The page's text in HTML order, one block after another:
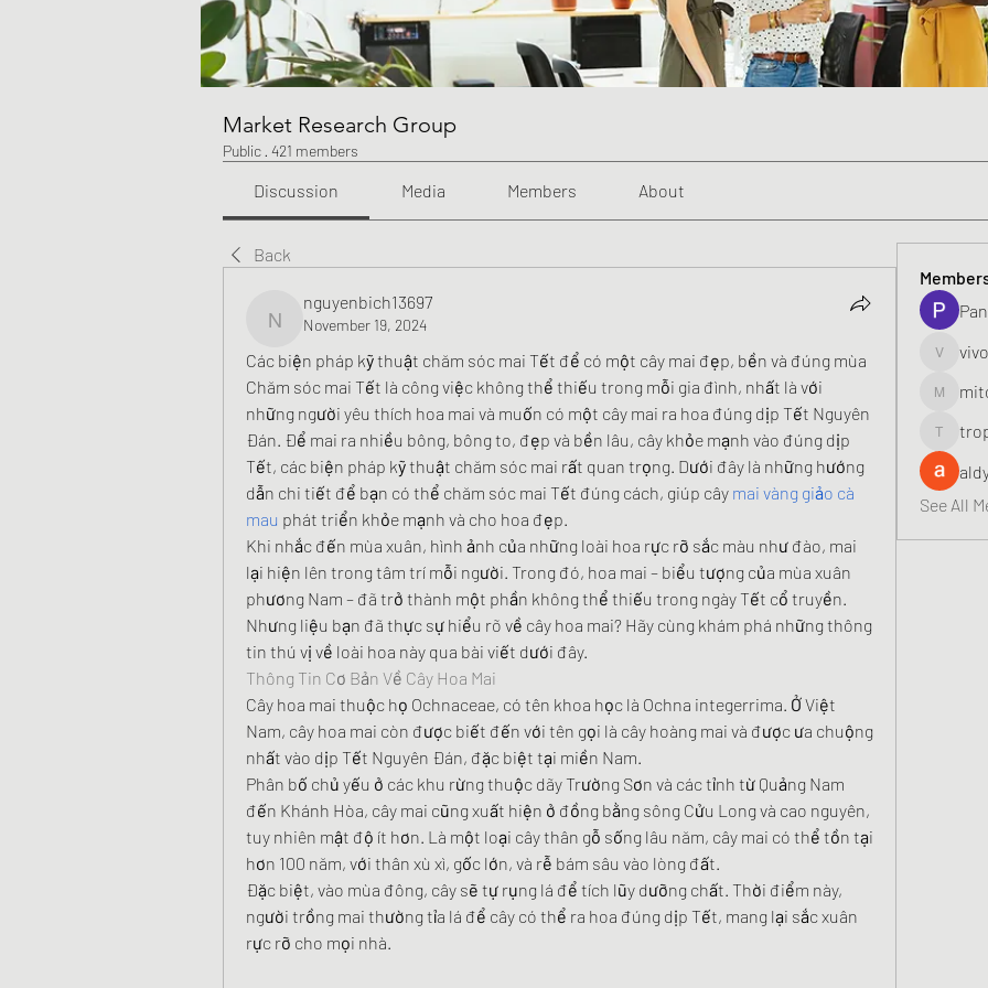
Market Research Group
Public · 421 members
Discussion Media Members About
Back
nguyenbich13697
nguyenbich13697
November 19, 2024
Các biện pháp kỹ thuật chăm sóc mai Tết để có một cây mai đẹp, bền và đúng mùa
Chăm sóc mai Tết là công việc không thể thiếu trong mỗi gia đình, nhất là với
những người yêu thích hoa mai và muốn có một cây mai ra hoa đúng dịp Tết Nguyên
Đán. Để mai ra nhiều bông, bông to, đẹp và bền lâu, cây khỏe mạnh vào đúng dịp
Tết, các biện pháp kỹ thuật chăm sóc mai rất quan trọng. Dưới đây là những hướng
dẫn chi tiết để bạn có thể chăm sóc mai Tết đúng cách, giúp cây mai vàng giảo cà
mau phát triển khỏe mạnh và cho hoa đẹp.
Khi nhắc đến mùa xuân, hình ảnh của những loài hoa rực rỡ sắc màu như đào, mai
lại hiện lên trong tâm trí mỗi người. Trong đó, hoa mai – biểu tượng của mùa xuân
phương Nam – đã trở thành một phần không thể thiếu trong ngày Tết cổ truyền.
Nhưng liệu bạn đã thực sự hiểu rõ về cây hoa mai? Hãy cùng khám phá những thông
tin thú vị về loài hoa này qua bài viết dưới đây.
Thông Tin Cơ Bản Về Cây Hoa Mai
Cây hoa mai thuộc họ Ochnaceae, có tên khoa học là Ochna integerrima. Ở Việt
Nam, cây hoa mai còn được biết đến với tên gọi là cây hoàng mai và được ưa chuộng
nhất vào dịp Tết Nguyên Đán, đặc biệt tại miền Nam.
Phân bố chủ yếu ở các khu rừng thuộc dãy Trường Sơn và các tỉnh từ Quảng Nam
đến Khánh Hòa, cây mai cũng xuất hiện ở đồng bằng sông Cửu Long và cao nguyên,
tuy nhiên mật độ ít hơn. Là một loại cây thân gỗ sống lâu năm, cây mai có thể tồn tại
hơn 100 năm, với thân xù xì, gốc lớn, và rễ bám sâu vào lòng đất.
Đặc biệt, vào mùa đông, cây sẽ tự rụng lá để tích lũy dưỡng chất. Thời điểm này,
người trồng mai thường tỉa lá để cây có thể ra hoa đúng dịp Tết, mang lại sắc xuân
rực rỡ cho mọi nhà.
See All